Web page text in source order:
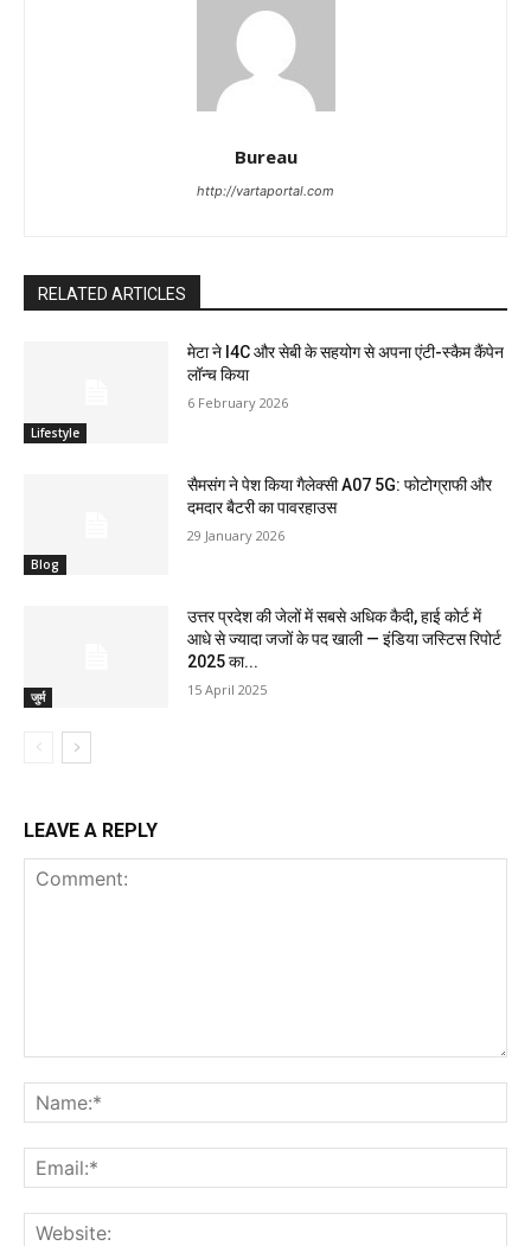
Bureau
http://vartaportal.com
RELATED ARTICLES
Lifestyle
मेटा ने I4C और सेबी के सहयोग से अपना एंटी-स्कैम कैंपेन
लॉन्च किया
6 February 2026
Blog
सैमसंग ने पेश किया गैलेक्सी A07 5G: फोटोग्राफी और
दमदार बैटरी का पावरहाउस
29 January 2026
जुर्म
उत्तर प्रदेश की जेलों में सबसे अधिक कैदी, हाई कोर्ट में
आधे से ज्यादा जजों के पद खाली — इंडिया जस्टिस रिपोर्ट
2025 का...
15 April 2025
LEAVE A REPLY